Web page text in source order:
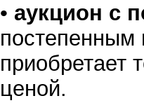
• аукцион с
приобретает
ценой.